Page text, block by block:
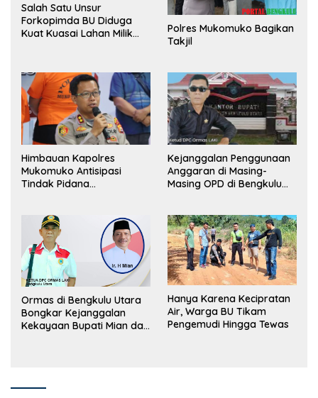
Salah Satu Unsur
Forkopimda BU Diduga
Kuat Kuasai Lahan Milik
Polres Mukomuko Bagikan
Takjil
Himbauan Kapolres
Mukomuko Antisipasi
Tindak Pidana
Kejanggalan Penggunaan
Anggaran di Masing-
Masing OPD di Bengkulu
Ormas di Bengkulu Utara
Bongkar Kejanggalan
Kekayaan Bupati Mian dan
Hanya Karena Kecipratan
Air, Warga BU Tikam
Pengemudi Hingga Tewas